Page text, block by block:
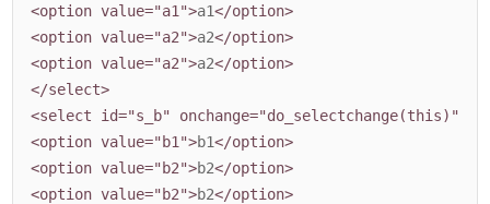
<option value="a1">a1</option>
<option value="a2">a2</option>
<option value="a2">a2</option>
</select>
<select id="s_b" onchange="do_selectchange(this)">
<option value="b1">b1</option>
<option value="b2">b2</option>
<option value="b2">b2</option>